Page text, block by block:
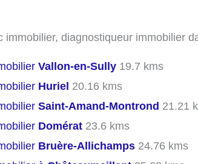
immobilier, diagnostiqueur immobilier
Vallon-en-Sully 19.7 kms
Huriel 20.16 kms
Saint-Amand-Montrond 21.21
Domérat 23.6 kms
Bruère-Allichamps 24.76 kms